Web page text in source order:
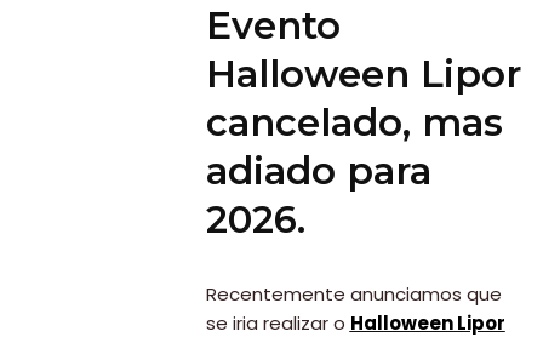
Evento
Halloween Lipor
cancelado, mas
adiado para
2026.
Recentemente anunciamos que
se iria realizar o Halloween Lipor